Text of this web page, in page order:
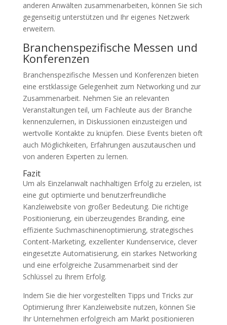
anderen Anwälten zusammenarbeiten, können Sie sich
gegenseitig unterstützen und Ihr eigenes Netzwerk
erweitern.
Branchenspezifische Messen und
Konferenzen
Branchenspezifische Messen und Konferenzen bieten
eine erstklassige Gelegenheit zum Networking und zur
Zusammenarbeit. Nehmen Sie an relevanten
Veranstaltungen teil, um Fachleute aus der Branche
kennenzulernen, in Diskussionen einzusteigen und
wertvolle Kontakte zu knüpfen. Diese Events bieten oft
auch Möglichkeiten, Erfahrungen auszutauschen und
von anderen Experten zu lernen.
Fazit
Um als Einzelanwalt nachhaltigen Erfolg zu erzielen, ist
eine gut optimierte und benutzerfreundliche
Kanzleiwebsite von großer Bedeutung. Die richtige
Positionierung, ein überzeugendes Branding, eine
effiziente Suchmaschinenoptimierung, strategisches
Content-Marketing, exzellenter Kundenservice, clever
eingesetzte Automatisierung, ein starkes Networking
und eine erfolgreiche Zusammenarbeit sind der
Schlüssel zu Ihrem Erfolg.
Indem Sie die hier vorgestellten Tipps und Tricks zur
Optimierung Ihrer Kanzleiwebsite nutzen, können Sie
Ihr Unternehmen erfolgreich am Markt positionieren